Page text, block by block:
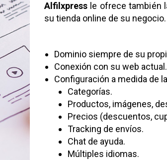
Alfilxpressle ofrece también
su tienda online de su negocio.
Dominio siempre de su
Conexión con su web actual.
Configuración a medida de
Categorías.
Productos, imágenes,
Precios (descuentos,
Tracking de envíos.
Chat de ayuda.
Múltiples idiomas.